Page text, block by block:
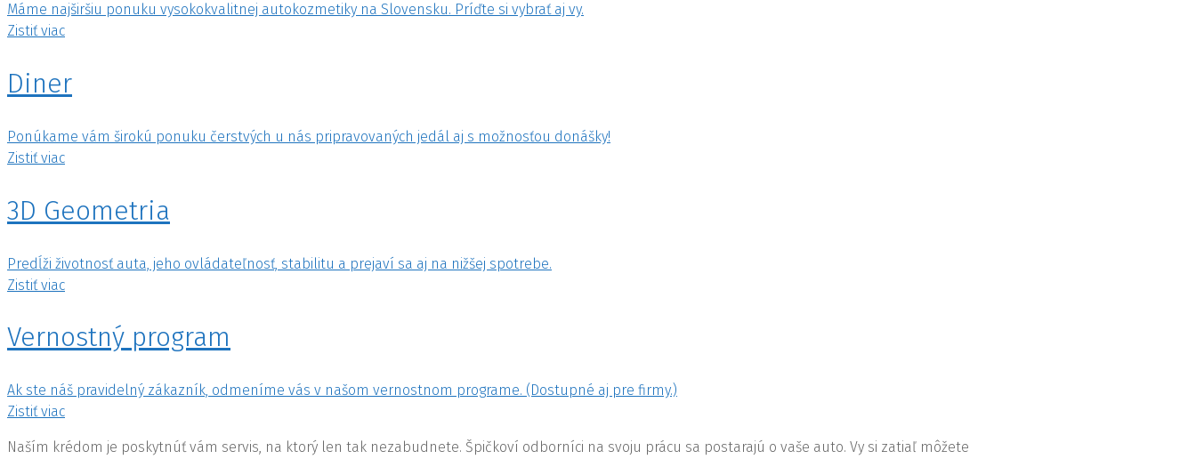
Máme najširšiu ponuku vysokokvalitnej autokozmetiky na Slovensku. Príďte si vybrať aj vy.
Zistiť viac
Diner
Ponúkame vám širokú ponuku čerstvých u nás pripravovaných jedál aj s možnosťou donášky!
Zistiť viac
3D Geometria
Predĺži životnosť auta, jeho ovládateľnosť, stabilitu a prejaví sa aj na nižšej spotrebe.
Zistiť viac
Vernostný program
Ak ste náš pravidelný zákazník, odmeníme vás v našom vernostnom programe. (Dostupné aj pre firmy.)
Zistiť viac
Naším krédom je poskytnúť vám servis, na ktorý len tak nezabudnete. Špičkoví odborníci na svoju prácu sa postarajú o vaše auto. Vy si zatiaľ môžete